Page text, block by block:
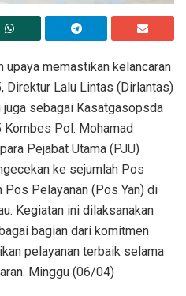
upaya memastikan kelancaran
Direktur Lalu Lintas (Dirlantas)
juga sebagai Kasatgasopsda
Kombes Pol. Mohamad
Pejabat Utama (PJU)
ke sejumlah Pos
Pos Pelayanan (Pos Yan) di
Kegiatan ini dilaksanakan
bagian dari komitmen
pelayanan terbaik selama
Minggu (06/04)